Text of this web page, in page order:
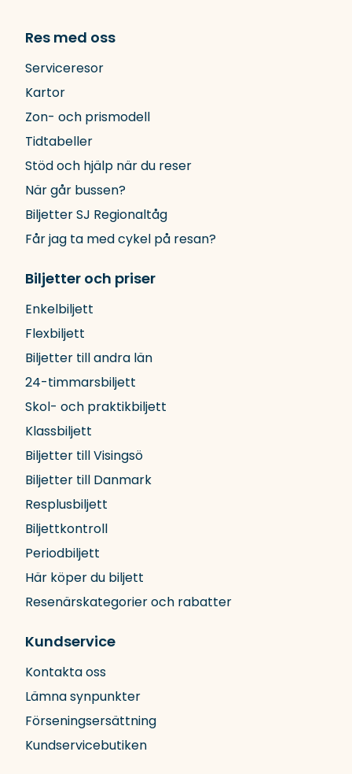
Res med oss
Serviceresor
Kartor
Zon- och prismodell
Tidtabeller
Stöd och hjälp när du reser
När går bussen?
Biljetter SJ Regionaltåg
Får jag ta med cykel på resan?
Biljetter och priser
Enkelbiljett
Flexbiljett
Biljetter till andra län
24-timmarsbiljett
Skol- och praktikbiljett
Klassbiljett
Biljetter till Visingsö
Biljetter till Danmark
Resplusbiljett
Biljettkontroll
Periodbiljett
Här köper du biljett
Resenärskategorier och rabatter
Kundservice
Kontakta oss
Lämna synpunkter
Förseningsersättning
Kundservicebutiken